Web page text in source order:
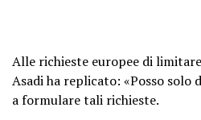
Alle richieste europee di
Asadi ha replicato: «Posso solo
a formulare tali richieste.